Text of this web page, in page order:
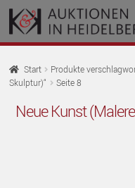
Zur
Navigation
springen
Springe
zum
Inhalt
Home
Start
Produkte
Skulptur)“
Seite 8
Neue Kunst